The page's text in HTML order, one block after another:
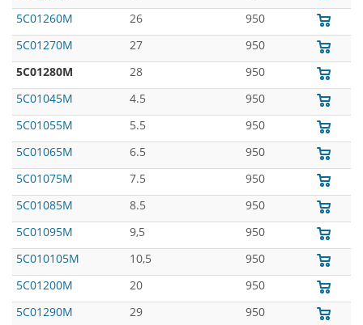
5C01260M
26
950
5C01270M
27
950
5C01280M
28
950
5C01045M
4.5
950
5C01055M
5.5
950
5C01065M
6.5
950
5C01075M
7.5
950
5C01085M
8.5
950
5C01095M
9,5
950
5C010105M
10,5
950
5C01200M
20
950
5C01290M
29
950